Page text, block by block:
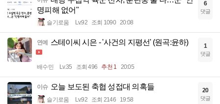
명피해 없어"
슬기로움 Lv.92 조회 1090 20:08
6
댓글
연예 스테이씨 시은 - '사건의 지평선' (원곡:윤하)
배수민 Lv.35 조회 496 추천 1 20:05
1
댓글
이슈 오늘 보도된 축협 성접대 의혹들
슬기로움 Lv.92 조회 2146 19:58
20
댓글